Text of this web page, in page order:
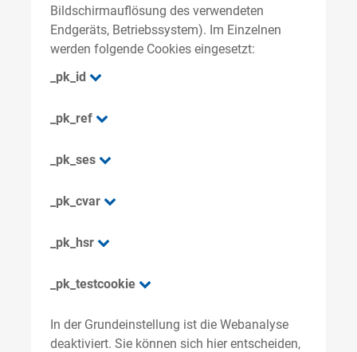
Bildschirmauflösung des verwendeten
Endgeräts, Betriebssystem). Im Einzelnen
werden folgende Cookies eingesetzt:
_pk_id
_pk_ref
_pk_ses
_pk_cvar
_pk_hsr
_pk_testcookie
In der Grundeinstellung ist die Webanalyse
deaktiviert. Sie können sich hier entscheiden,